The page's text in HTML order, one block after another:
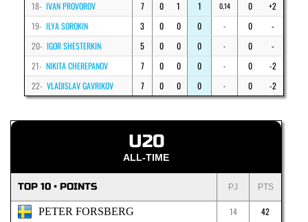
18- IVAN PROVOROV 7 0 1 1 0,14 0
+2
19- ILYA SOROKIN 3 0 0 0 - 0
-
20- IGOR SHESTERKIN 5 0 0 0 - 0
-
21- NIKITA CHEREPANOV 7 0 0 0 - 0
-2
22- VLADISLAV GAVRIKOV 7 0 0 0 - 0 -2
U20
ALL-TIME
TOP 10 • POINTS PJ PTS
PETER FORSBERG 14
42